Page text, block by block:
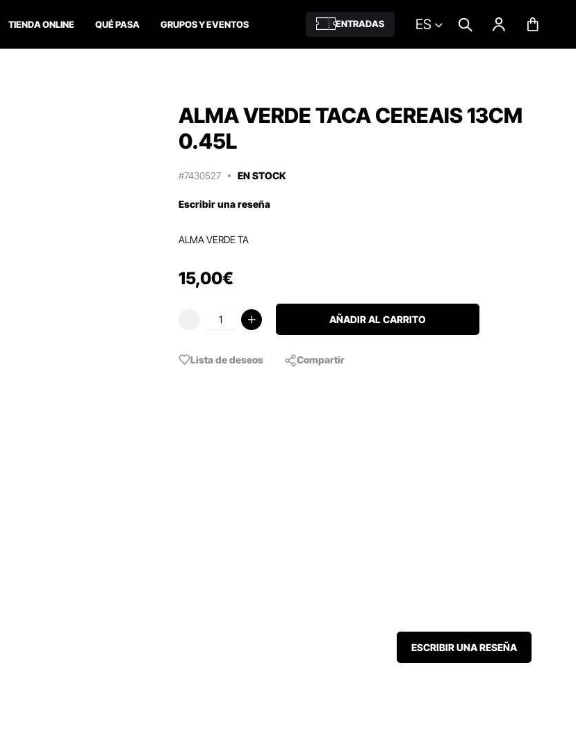
TIENDA ONLINE QUÉ PASA GRUPOS Y EVENTOS ENTRADAS ES
ALMA VERDE TACA CEREAIS 13CM
0.45L
#7430527 EN STOCK
Escribir una reseña
ALMA VERDE TA
15,00€
AÑADIR AL CARRITO
Lista de deseos Compartir
ESCRIBIR UNA RESEÑA